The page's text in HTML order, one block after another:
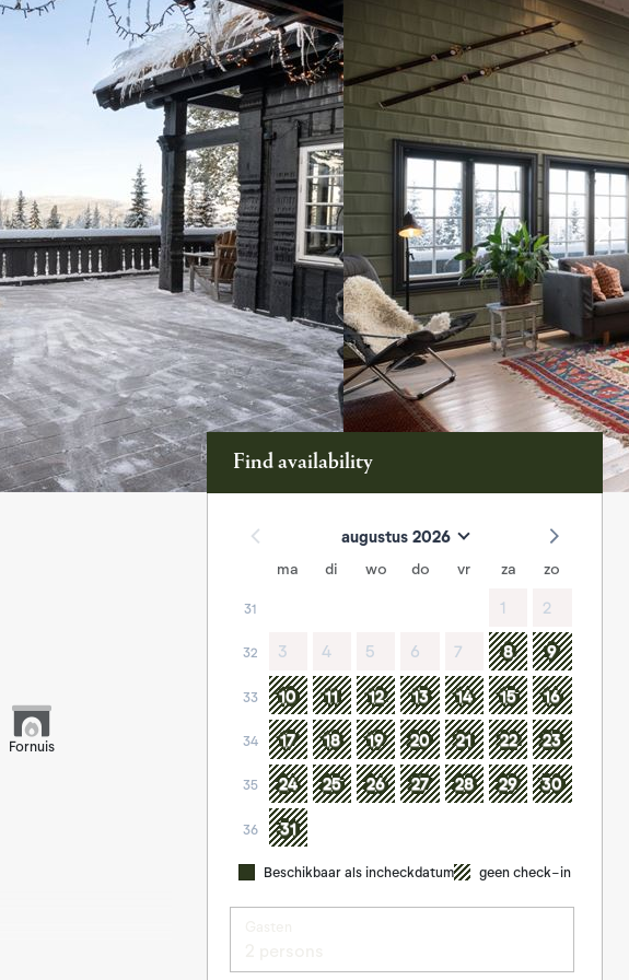
Fornuis
Find availability
augustus 2026
ma di wo do vr za zo
31 1 2
32 3 4 5 6 7 8 9
33 10 11 12 13 14 15 16
34 17 18 19 20 21 22 23
35 24 25 26 27 28 29 30
36 31
Beschikbaar als incheckdatum geen check-in